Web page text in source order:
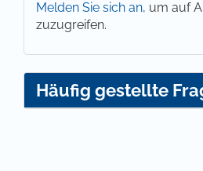
Melden Sie sich an, um auf
zuzugreifen.
Häufig gestellte